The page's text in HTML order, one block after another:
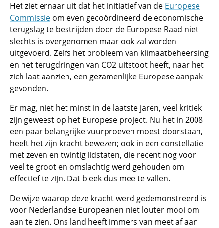
Het ziet ernaar uit dat het initiatief van de Europese
Commissie om even gecoördineerd de economische
terugslag te bestrijden door de Europese Raad niet
slechts is overgenomen maar ook zal worden
uitgevoerd. Zelfs het probleem van klimaatbeheersing
en het terugdringen van CO2 uitstoot heeft, naar het
zich laat aanzien, een gezamenlijke Europese aanpak
gevonden.
Er mag, niet het minst in de laatste jaren, veel kritiek
zijn geweest op het Europese project. Nu het in 2008
een paar belangrijke vuurproeven moest doorstaan,
heeft het zijn kracht bewezen; ook in een constellatie
met zeven en twintig lidstaten, die recent nog voor
veel te groot en omslachtig werd gehouden om
effectief te zijn. Dat bleek dus mee te vallen.
De wijze waarop deze kracht werd gedemonstreerd is
voor Nederlandse Europeanen niet louter mooi om
aan te zien. Ons land heeft immers van meet af aan